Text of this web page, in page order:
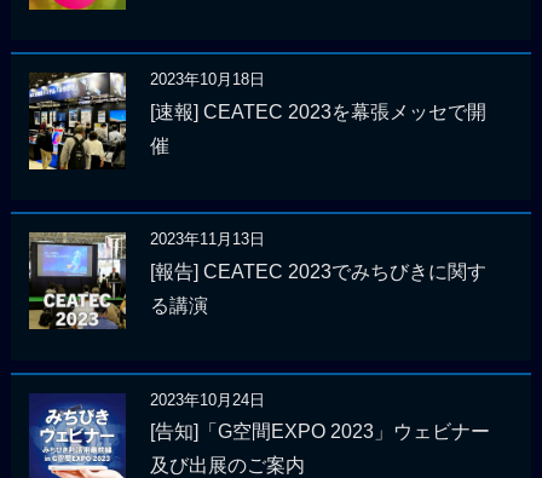
2023年10月18日
[速報] CEATEC 2023を幕張メッセで開
催
2023年11月13日
[報告] CEATEC 2023でみちびきに関す
る講演
2023年10月24日
[告知]「G空間EXPO 2023」ウェビナー
及び出展のご案内